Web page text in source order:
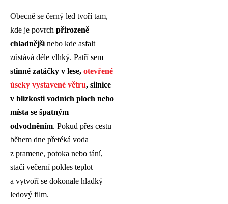
Obecně se černý led tvoří tam,
kde je povrch přirozeně
chladnějšínebo kde asfalt
zůstává déle vlhký. Patří sem
stinné zatáčky v lese, otevřené
úseky vystavené větru, silnice
v blízkosti vodních ploch nebo
místa se špatným
odvodněním. Pokud přes cestu
během dne přetéká voda
z pramene, potoka nebo tání,
stačí večerní pokles teplot
a vytvoří se dokonale hladký
ledový film.